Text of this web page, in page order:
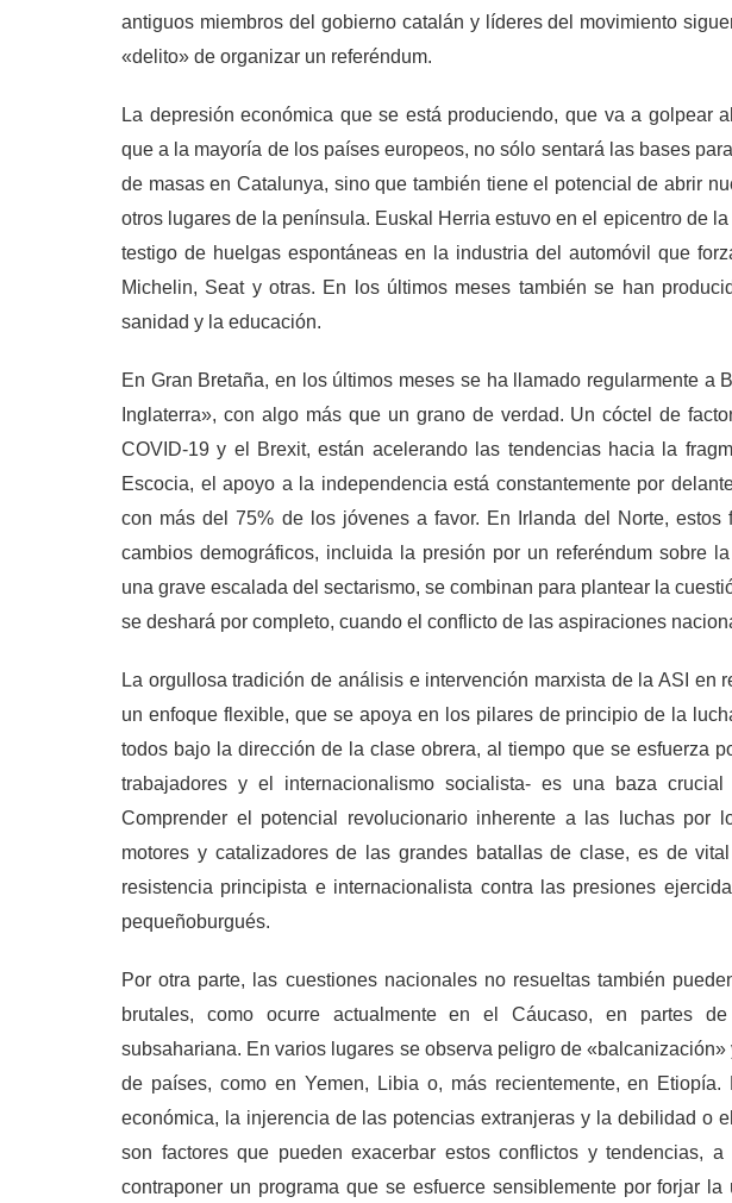
antiguos miembros del gobierno catalán y líderes del movimiento
«delito» de organizar un referéndum.
La depresión económica que se está produciendo, que va a golpear
que a la mayoría de los países europeos, no sólo sentará las bases
de masas en Catalunya, sino que también tiene el potencial de abrir
otros lugares de la península. Euskal Herria estuvo en el epicentro de
testigo de huelgas espontáneas en la industria del automóvil que
Michelin, Seat y otras. En los últimos meses también se han
sanidad y la educación.
En Gran Bretaña, en los últimos meses se ha llamado regularmente a
Inglaterra», con algo más que un grano de verdad. Un cóctel de
COVID-19 y el Brexit, están acelerando las tendencias hacia la
Escocia, el apoyo a la independencia está constantemente por
con más del 75% de los jóvenes a favor. En Irlanda del Norte,
cambios demográficos, incluida la presión por un referéndum sobre
una grave escalada del sectarismo, se combinan para plantear la
se deshará por completo, cuando el conflicto de las aspiraciones
La orgullosa tradición de análisis e intervención marxista de la ASI en
un enfoque flexible, que se apoya en los pilares de principio de la
todos bajo la dirección de la clase obrera, al tiempo que se esfuerza
trabajadores y el internacionalismo socialista- es una baza
Comprender el potencial revolucionario inherente a las luchas por
motores y catalizadores de las grandes batallas de clase, es de
resistencia principista e internacionalista contra las presiones
pequeñoburgués.
Por otra parte, las cuestiones nacionales no resueltas también
brutales, como ocurre actualmente en el Cáucaso, en partes
subsahariana. En varios lugares se observa peligro de
de países, como en Yemen, Libia o, más recientemente, en
económica, la injerencia de las potencias extranjeras y la debilidad o
son factores que pueden exacerbar estos conflictos y tendencias,
contraponer un programa que se esfuerce sensiblemente por forjar